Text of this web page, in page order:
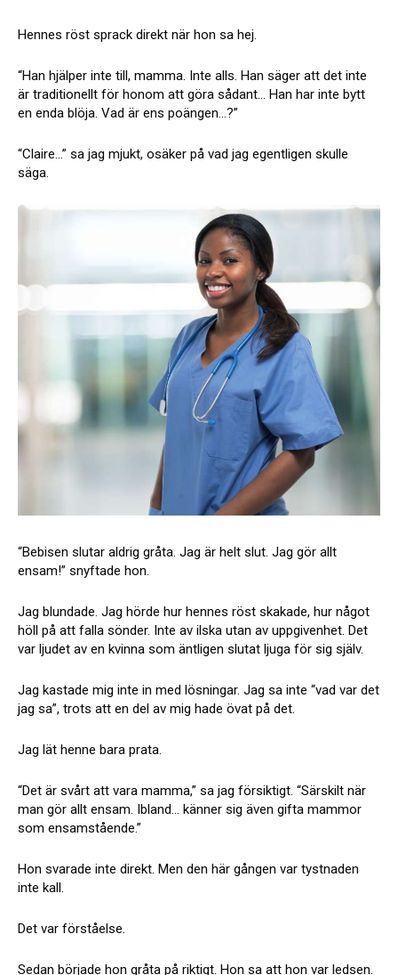
Hennes röst sprack direkt när hon sa hej.
“Han hjälper inte till, mamma. Inte alls. Han säger att det inte
är traditionellt för honom att göra sådant… Han har inte bytt
en enda blöja. Vad är ens poängen…?”
“Claire…” sa jag mjukt, osäker på vad jag egentligen skulle
säga.
“Bebisen slutar aldrig gråta. Jag är helt slut. Jag gör allt
ensam!” snyftade hon.
Jag blundade. Jag hörde hur hennes röst skakade, hur något
höll på att falla sönder. Inte av ilska utan av uppgivenhet. Det
var ljudet av en kvinna som äntligen slutat ljuga för sig själv.
Jag kastade mig inte in med lösningar. Jag sa inte “vad var det
jag sa”, trots att en del av mig hade övat på det.
Jag lät henne bara prata.
“Det är svårt att vara mamma,” sa jag försiktigt. “Särskilt när
man gör allt ensam. Ibland… känner sig även gifta mammor
som ensamstående.”
Hon svarade inte direkt. Men den här gången var tystnaden
inte kall.
Det var förståelse.
Sedan började hon gråta på riktigt. Hon sa att hon var ledsen.